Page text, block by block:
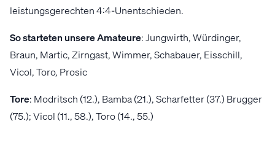
leistungsgerechten 4:4-Unentschieden.
Sostarteten unsereAmateure: Jungwirth, Würdinger,
Braun, Martic, Zirngast, Wimmer, Schabauer, Eisschill,
Vicol, Toro, Prosic
Tore: Modritsch (12.), Bamba (21.), Scharfetter (37.) Brugger
(75.); Vicol (11., 58.), Toro (14., 55.)